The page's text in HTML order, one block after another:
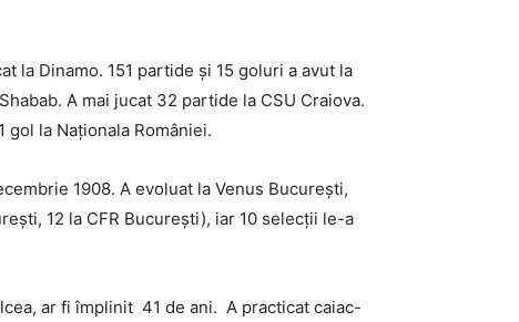
la Dinamo. 151 partide și 15 goluri a avut la
A mai jucat 32 partide la CSU Craiova.
la Naționala României.
1908. A evoluat la Venus București,
12 la CFR București), iar 10 selecții le-a
ar fi împlinit 41 de ani. A practicat caiac-